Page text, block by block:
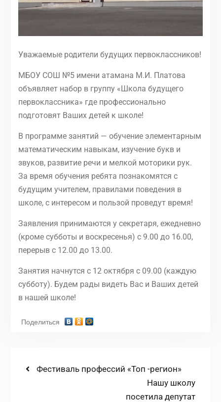
Уважаемые родители будущих первоклассников!
МБОУ СОШ №5 имени атамана М.И. Платова
объявляет набор в группу «Школа будущего
первоклассника» где профессионально
подготовят Ваших детей к школе!
В программе занятий — обучение элементарным
математическим навыкам, изучение букв и
звуков, развитие речи и мелкой моторики рук.
За время обучения ребята познакомятся с
будущим учителем, правилами поведения в
школе, с интересом и пользой проведут время!
Заявления принимаются у секретаря, ежедневно
(кроме субботы и воскресенья) с 9.00 до 16.00,
перерыв с 12.00 до 13.00.
Занятия начнутся с 12 октября с 09.00 (каждую
субботу). Будем рады видеть Вас и Ваших детей
в нашей школе!
Поделиться
Навигация
Previous
Фестиваль профессий «Топ -регион»
Next
post:
Нашу школу
посетила депутат